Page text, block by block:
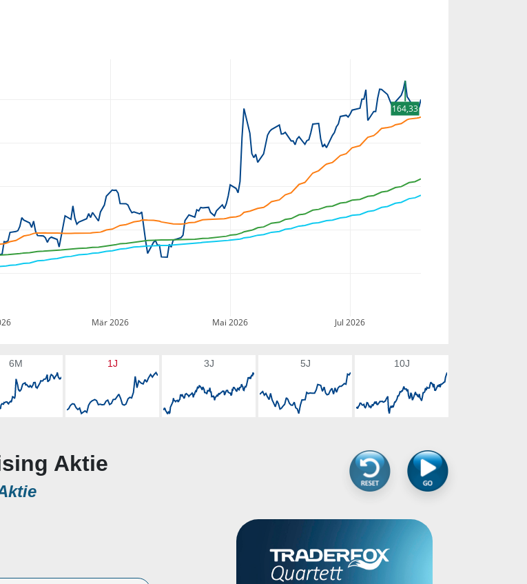
Mär 2026 Mai 2026 Jul 2026
164,33
6M 1J 3J 5J 10J
Aktie